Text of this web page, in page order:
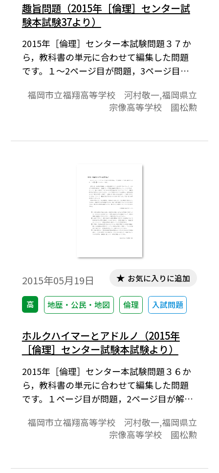
趣旨問題（2015年［倫理］センター試
験本試験37より）
2015年［倫理］センター本試験問題３７か
ら，教科書の単元に合わせて編集した問題
です。１～2ページ目が問題，3ページ目が
福岡市立福翔高等学校 河村敬一,福岡県立
宗像高等学校 國松勲
2015年05月19日
高 地歴・公民・地図 倫理 入試問題
お気に入りに追加
ホルクハイマーとアドルノ（2015年
［倫理］センター試験本試験より）
2015年［倫理］センター本試験問題３６か
ら，教科書の単元に合わせて編集した問題
です。１ページ目が問題，2ページ目が解答
福岡市立福翔高等学校 河村敬一,福岡県立
宗像高等学校 國松勲